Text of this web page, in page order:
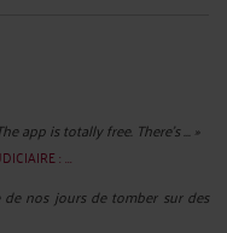
app is totally free. There’s ... »
: ...
nos jours de tomber sur des